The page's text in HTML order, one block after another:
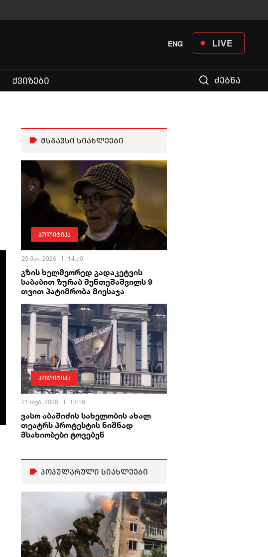
LIVE
ENG
ᲥᲕᲘᲖᲔᲑᲘ ძებნა
მსგავსი სიახლეები
პოლიტიკა
29 მაი, 2026 14:50
გზის ხელმეორედ გადაკეტვის
საბაბით ზურაბ მენთეშაშვილს 9
თვით პატიმრობა მიესაჯა
პოლიტიკა
21 თებ, 2026 13:16
ვასო აბაშიძის სახელობის ახალ
თეატრს პროტესტის ნიშნად
მსახიობები ტოვებენ
პოპულარული სიახლეები